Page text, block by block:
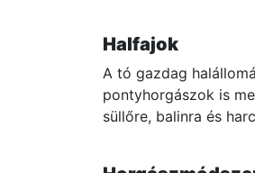
Halfajok
A tó gazdag
pontyhorgászok is
süllőre, balinra és